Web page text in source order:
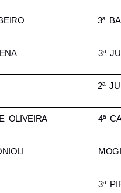
3ª
3ª
2ª
OLIVEIRA 4ª
3ª